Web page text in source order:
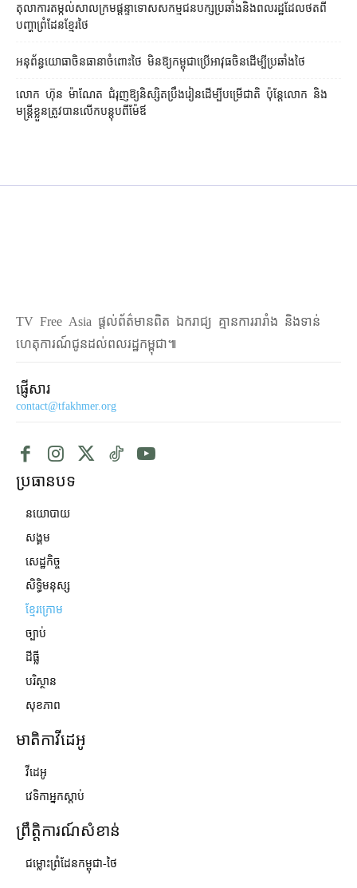
តុលាការ​តម្កល់​សាលក្រម​ផ្ដន្ទាទោស​សកម្មជន​បក្ស​ប្រឆាំង​និង​ពលរដ្ឋ​ដែល​ថត​ពី​
បញ្ហា​ព្រំដែន​ខ្មែរ​ថៃ
អនុព័ន្ធយោធា​ចិន​ធានា​ចំពោះ​ថៃ មិន​ឱ្យ​កម្ពុជា​ប្រើ​អាវុធ​ចិន​ដើម្បី​ប្រឆាំង​ថៃ ​
លោក ហ៊ុន ម៉ាណែត ជំរុញ​ឱ្យ​និស្សិត​ប្រឹងរៀន​ដើម្បី​បម្រើ​ជាតិ ប៉ុន្តែ​លោក និង​
មន្ត្រី​​ខ្លួន​ត្រូវ​បាន​លើក​បន្តុប​ពី​ម៉ែឪ
TV Free Asia ផ្ដល់ព័ត៌មានពិត ឯករាជ្យ គ្មានការរារាំង និងទាន់
ហេតុការណ៍ជូនដល់ពលរដ្ឋកម្ពុជា៕
ផ្ញើសារ
contact@tfakhmer.org
ប្រធានបទ
នយោបាយ
សង្គម
សេដ្ឋកិច្ច
សិទ្ធិមនុស្ស
ខ្មែរក្រោម
ច្បាប់
ដីធ្លី
បរិស្ថាន
សុខភាព
មាតិកាវីដេអូ
វីដេអូ
វេទិកាអ្នកស្ដាប់
ព្រឹត្តិការណ៍សំខាន់
ជម្លោះព្រំដែនកម្ពុជា-ថៃ